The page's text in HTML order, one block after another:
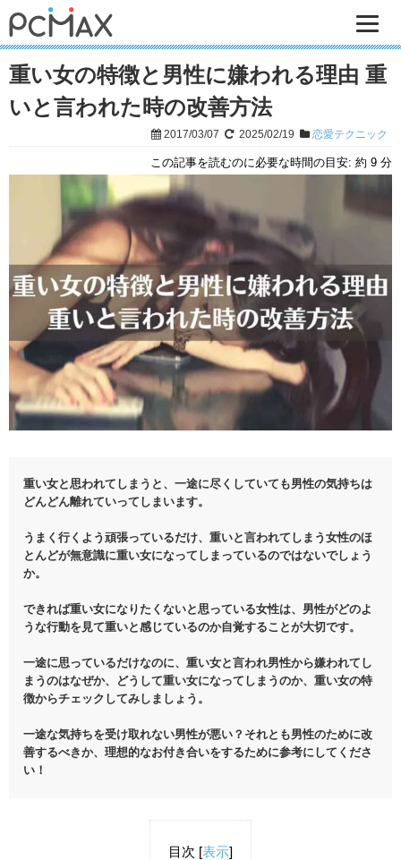
重い女の特徴と男性に嫌われる理由 重
いと言われた時の改善方法
2017/03/07 2025/02/19 恋愛テクニック
この記事を読むのに必要な時間の目安: 約 9 分
重い女と思われてしまうと、一途に尽くしていても男性の気持ちは
どんどん離れていってしまいます。
うまく行くよう頑張っているだけ、重いと言われてしまう女性のほ
とんどが無意識に重い女になってしまっているのではないでしょう
か。
できれば重い女になりたくないと思っている女性は、男性がどのよ
うな行動を見て重いと感じているのか自覚することが大切です。
一途に思っているだけなのに、重い女と言われ男性から嫌われてし
まうのはなぜか、どうして重い女になってしまうのか、重い女の特
徴からチェックしてみしましょう。
一途な気持ちを受け取れない男性が悪い？それとも男性のために改
善するべきか、理想的なお付き合いをするために参考にしてくださ
い！
目次 [表示]